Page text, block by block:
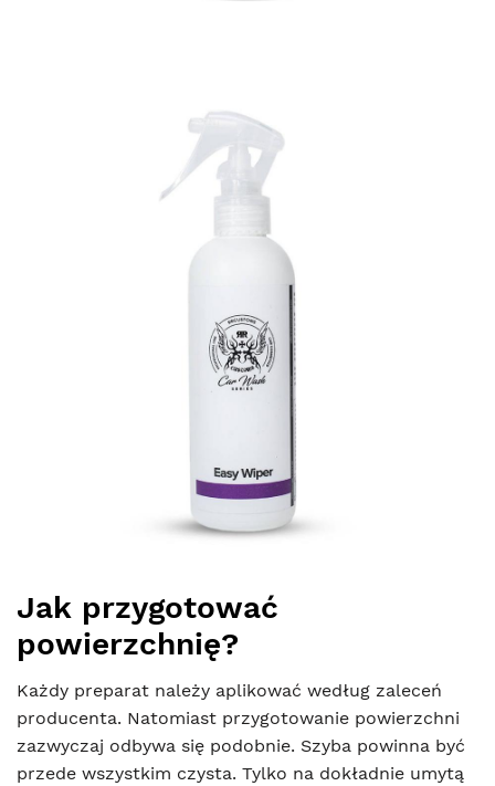
Jak przygotować
powierzchnię?
Każdy preparat należy aplikować według zaleceń
producenta. Natomiast przygotowanie powierzchni
zazwyczaj odbywa się podobnie. Szyba powinna być
przede wszystkim czysta. Tylko na dokładnie umytą